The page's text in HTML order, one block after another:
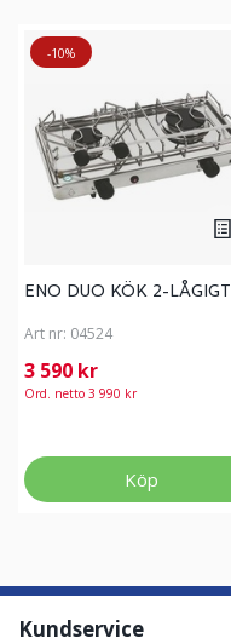
-10%
ENO DUO KÖK 2-LÅGIGT
Art nr: 04524
3 590 kr
Ord. netto 3 990 kr
Köp
Kundservice